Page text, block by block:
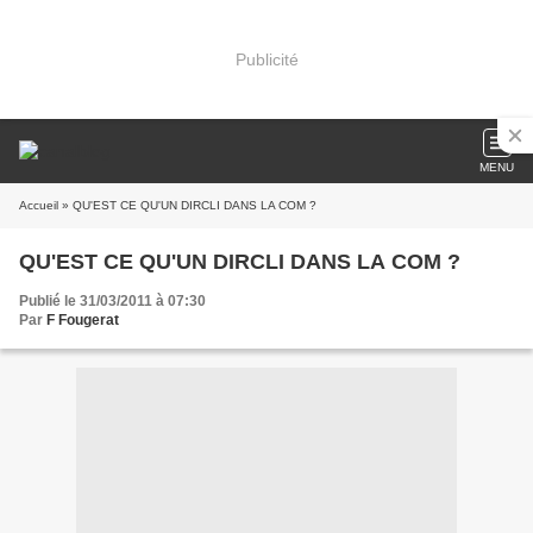
Publicité
MENU
Accueil » QU'EST CE QU'UN DIRCLI DANS LA COM ?
QU'EST CE QU'UN DIRCLI DANS LA COM ?
Publié le 31/03/2011 à 07:30
Par F Fougerat